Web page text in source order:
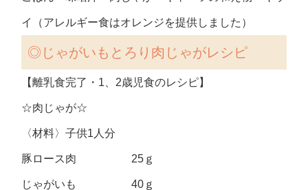
イ（アレルギー食はオレンジを提供しました）
◎ じゃがいもとろり肉じゃがレシピ
【離乳食完了・1、2歳児食のレシピ】
☆肉じゃが☆
〈材料〉子供1人分
豚ロース肉 25ｇ
じゃがいも 40ｇ